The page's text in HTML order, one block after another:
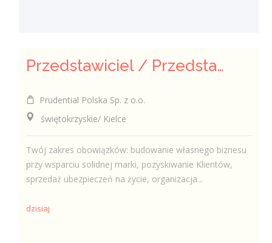
Przedstawiciel / Przedstawicielka ds. Ubezpieczeń
Prudential Polska Sp. z o.o.
świętokrzyskie/ Kielce
Twój zakres obowiązków: budowanie własnego biznesu
przy wsparciu solidnej marki, pozyskiwanie Klientów,
sprzedaż ubezpieczeń na życie, organizacja...
dzisiaj